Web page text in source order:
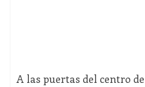
A las puertas del centro